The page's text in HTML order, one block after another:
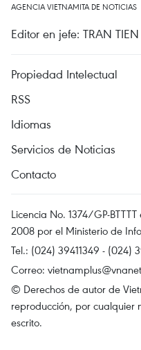
AGENCIA VIETNAMITA DE NOTICIAS
Editor en jefe: TRAN
Propiedad Intelectual
RSS
Idiomas
Servicios de Noticias
Contacto
Licencia No. 1374/GP-
2008 por el Ministerio de
Tel.: (024) 39411349 - (024)
Correo:
© Derechos de autor de
reproducción, por cualquier
escrito.